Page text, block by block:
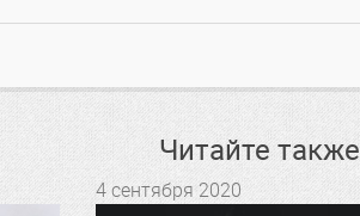
Читайте также
4 сентября 2020